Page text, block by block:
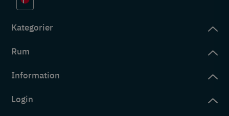
Kategorier
Rum
Information
Login